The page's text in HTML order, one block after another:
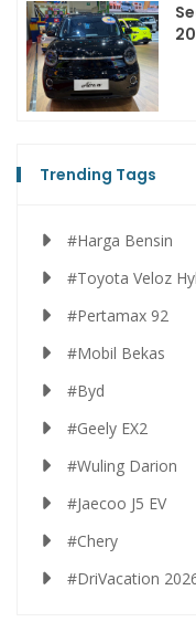
Trending Tags
#Harga Bensin
#Toyota Veloz
#Pertamax 92
#Mobil Bekas
#Byd
#Geely EX2
#Wuling Darion
#Jaecoo J5 EV
#Chery
#DriVacation